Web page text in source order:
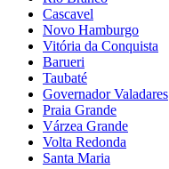
Cascavel
Novo Hamburgo
Vitória da Conquista
Barueri
Taubaté
Governador Valadares
Praia Grande
Várzea Grande
Volta Redonda
Santa Maria